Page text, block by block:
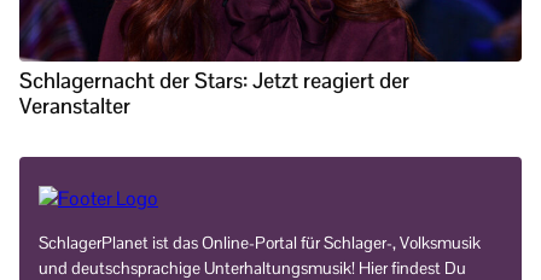
Schlagernacht der Stars: Jetzt reagiert der
Veranstalter
SchlagerPlanet ist das Online-Portal für Schlager-, Volksmusik
und deutschsprachige Unterhaltungsmusik! Hier findest Du